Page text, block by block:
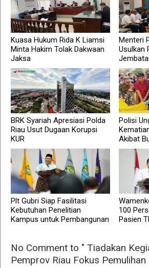
Kuasa Hukum Rida K Liamsi
Minta Hakim Tolak Dakwaan
Jaksa
Menteri
Usulkan
BRK Syariah Apresiasi Polda
Riau Usut Dugaan Korupsi
KUR
Polisi
Akibat
Plt Gubri Siap Fasilitasi
Kebutuhan Penelitian
Kampus untuk Pembangunan
100
Pasien
No Comment to " Tiadakan
Pemprov Riau Fokus Pemulihan